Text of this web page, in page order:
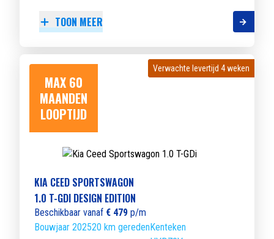
TOON MEER
MAX 60
MAANDEN
LOOPTIJD
Verwachte levertijd 4 weken
Verwachte levertijd 4 weken
KIA CEED SPORTSWAGON
1.0 T-GDI DESIGN EDITION
Beschikbaar vanaf € 479 p/m
Bouwjaar 202520 km geredenKenteken